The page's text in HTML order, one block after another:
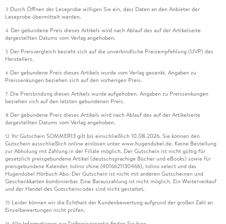
3 Durch Öffnen der Leseprobe willigen Sie ein, dass Daten an den Anbieter der
Leseprobe übermittelt werden.
4 Der gebundene Preis dieses Artikels wird nach Ablauf des auf der Artikelseite
dargestellten Datums vom Verlag angehoben.
5 Der Preisvergleich bezieht sich auf die unverbindliche Preisempfehlung (UVP) des
Herstellers.
6 Der gebundene Preis dieses Artikels wurde vom Verlag gesenkt. Angaben zu
Preissenkungen beziehen sich auf den vorherigen Preis.
7 Die Preisbindung dieses Artikels wurde aufgehoben. Angaben zu Preissenkungen
beziehen sich auf den letzten gebundenen Preis.
8 Der gebundene Preis dieses Artikels wird nach Ablauf des auf der Artikelseite
dargestellten Datums vom Verlag angehoben.
12 Ihr Gutschein SOMMER13 gilt bis einschließlich 10.08.2026. Sie können den
Gutschein ausschließlich online einlösen unter www.hugendubel.de. Keine Bestellung
zur Abholung mit Zahlung in der Filiale möglich. Der Gutschein ist nicht gültig für
gesetzlich preisgebundene Artikel (deutschsprachige Bücher und eBooks) sowie für
preisgebundene Kalender, tolino shine (4016621130466), tolino select und das
Hugendubel Hörbuch Abo. Der Gutschein ist nicht mit anderen Gutscheinen und
Geschenkkarten kombinierbar. Eine Barauszahlung ist nicht möglich. Ein Weiterverkauf
und der Handel des Gutscheincodes sind nicht gestattet.
15 Leider können wir die Echtheit der Kundenbewertung aufgrund der großen Zahl an
Einzelbewertungen nicht prüfen.